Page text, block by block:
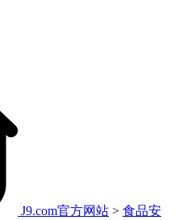
J9.com官方网站 > 食品安